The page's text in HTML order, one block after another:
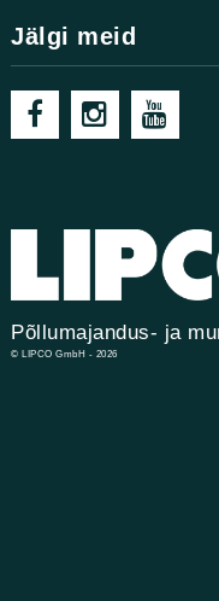
Jälgi meid
Põllumajandus- ja
© LIPCO GmbH - 2026